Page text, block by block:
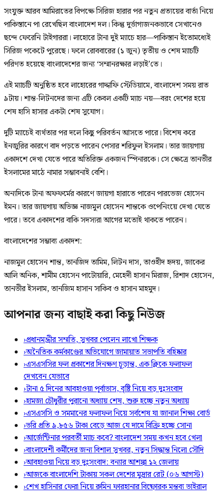
সংযুক্ত আরব আমিরাতের বিপক্ষে সিরিজ হারার পর নতুন প্রত্যয়ের বার্তা নিয়ে
পাকিস্তানে পা রেখেছিল বাংলাদেশ দল। কিন্তু দুর্ভাগ্যজনকভাবে সেখানেও
ছন্দে ফেরেনি টাইগাররা। লাহোরে টানা দুই ম্যাচে হার—পাকিস্তান ইতোমধ্যেই
সিরিজ পকেটে পুরেছে। ফলে রোববারের (১ জুন) তৃতীয় ও শেষ ম্যাচটি
পরিণত হয়েছে বাংলাদেশের জন্য ‘সম্মানরক্ষার লড়াই’তে।
এই ম্যাচটি অনুষ্ঠিত হবে লাহোরের গাদ্দাফি স্টেডিয়ামে, বাংলাদেশ সময় রাত
৯টায়। শান্ত-লিটনদের জন্য এটি কেবল একটি ম্যাচ নয়—বরং দেশের হয়ে
শেষ হাসি হাসার একটা শেষ সুযোগ।
দুটি ম্যাচেই ব্যর্থতার পর দলে কিছু পরিবর্তন আসতে পারে। বিশেষ করে
ইনজুরির কারণে বাদ পড়তে পারেন পেসার শরিফুল ইসলাম। তার জায়গায়
একাদশে দেখা যেতে পারে অতিরিক্ত একজন স্পিনারকে। সে ক্ষেত্রে তানভীর
ইসলামের মাঠে নামার সম্ভাবনাই বেশি।
অন্যদিকে টানা অফফর্মের কারণে জায়গা হারাতে পারেন পারভেজ হোসেন
ইমন। তার জায়গায় অভিজ্ঞ নাজমুল হোসেন শান্তকে ওপেনিংয়ে দেখা যেতে
পারে। তবে একাদশের বাকি সদস্যরা আগের মতোই থাকতে পারেন।
বাংলাদেশের সম্ভাব্য একাদশ:
নাজমুল হোসেন শান্ত, তানজিদ তামিম, লিটন দাস, তাওহীদ হৃদয়, জাকের
আলি অনিক, শামীম হোসেন পাটোয়ারি, মেহেদী হাসান মিরাজ, রিশাদ হোসেন,
তানভীর ইসলাম, তানজিম হাসান সাকিব ও হাসান মাহমুদ।
আপনার জন্য বাছাই করা কিছু নিউজ
›প্রধানমন্ত্রীর সম্মতি, সুখবর পেলেন লাখো শিক্ষক
›অনৈতিক কর্মকাণ্ডের অভিযোগে জামায়াত সভাপতি বহিষ্কার
›এসএসসির ফল প্রকাশের দিনক্ষণ চূড়ান্ত, এক ক্লিকে ফলাফল
দেখবেন যেভাবে
›টানা ৫ দিনের আবহাওয়া পূর্বাভাস, বৃষ্টি নিয়ে বড় দুঃসংবাদ
›হামজা চৌধুরীর পুরানো অধ্যায় শেষ, শুরু হচ্ছে নতুন অধ্যায়
›এসএসসি ও সমমানের ফলাফল নিয়ে সর্বশেষ যা জানাল শিক্ষা বোর্ড
›ভরি প্রতি ৯,৮৫৬ টাকা বেড়ে আজ যে দামে বিক্রি হচ্ছে সোনা
›আর্জেন্টিনার পরবর্তী ম্যাচ কবে? বাংলাদেশ সময় কখন হবে খেলা
›বাংলাদেশী কর্মীদের জন্য বিশাল সুখবর, নতুন সিদ্ধান্ত নিলো সৌদি
›আবহাওয়া নিয়ে বড় দুঃসংবাদ: বন্যার আশঙ্কা ১২ জেলায়
›আজকে বাংলাদেশি টাকায় সকল দেশের মুদ্রার রেট (০৬ আগস্ট)
›শেখ হাসিনার ফেরা নিয়ে রুমিন ফারহানার বিষ্ফোরক মন্তব্য ভাইরাল